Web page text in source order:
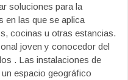
soluciones para la
en las que se aplica
cocinas u otras estancias.
joven y conocedor del
. Las instalaciones de
espacio geográfico